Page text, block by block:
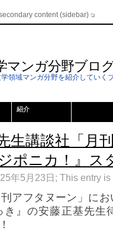
content (sidebar)
マンガ分野ブロ
領域マンガ分野を紹介していく
紹介
生講談社「月
ポニカ！』ス
年5月23日; This entry
アフタヌーン」に
き』の安藤正基先生